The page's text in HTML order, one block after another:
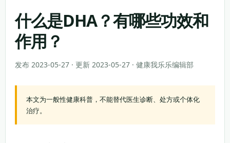
什么是DHA？有哪些功效和
作用？
发布 2023-05-27 · 更新 2023-05-27 · 健康我乐乐编辑部
本文为一般性健康科普，不能替代医生诊断、处方或个体化
治疗。